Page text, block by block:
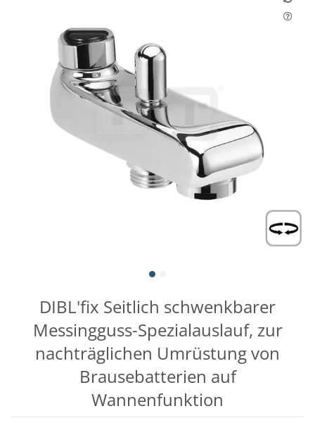
DIBL'fix Seitlich schwenkbarer
Messingguss-Spezialauslauf, zur
nachträglichen Umrüstung von
Brausebatterien auf
Wannenfunktion